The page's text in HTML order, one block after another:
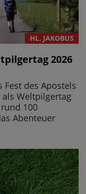
HL. JAKOBUS
2026
Fest des Apostels
als Weltpilgertag
100
Abenteuer